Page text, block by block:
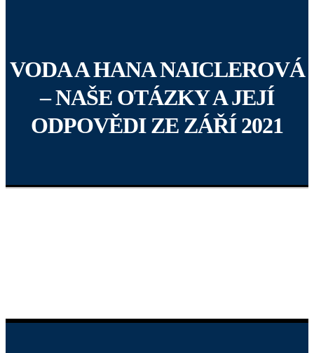
VODA A HANA NAICLEROVÁ
– NAŠE OTÁZKY A JEJÍ
ODPOVĚDI ZE ZÁŘÍ 2021